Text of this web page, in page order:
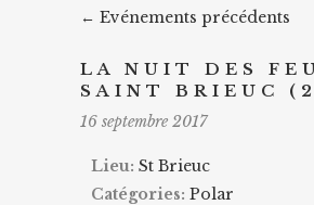
← Evénements précédents
LA NUIT DES
SAINT BRIEUC
16 septembre 2017
Lieu: St Brieuc
Catégories: Polar